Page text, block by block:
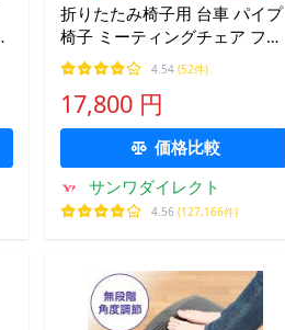
折りたたみ椅子用 台車 パイプ
椅子 ミーティングチェア フォ
ールディングチェア 会議椅子
カート キャリー 運搬車 横置き
10台 縦置き20台 収納 100-
SNC037CART
4.54(52件)
17,800 円
価格比較
サンワダイレクト
4.56 (127,166件)